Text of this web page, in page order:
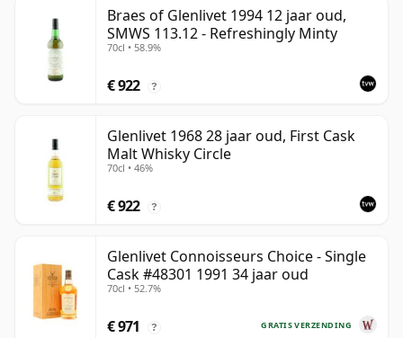
Braes of Glenlivet 1994 12 jaar oud,
SMWS 113.12 - Refreshingly Minty
70cl • 58.9%
€ 922 ?
Glenlivet 1968 28 jaar oud, First Cask
Malt Whisky Circle
70cl • 46%
€ 922 ?
Glenlivet Connoisseurs Choice - Single
Cask #48301 1991 34 jaar oud
70cl • 52.7%
GRATIS VERZENDING
€ 971 ?